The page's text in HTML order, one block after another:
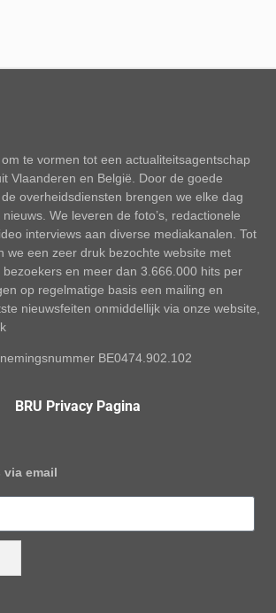
te vormen tot een actualiteitsagentschap
Vlaanderen en België. Door de goede
overheidsdiensten brengen we elke dag
We leveren de foto’s, redactionele
interviews aan diverse mediakanalen. Tot
we een zeer druk bezochte website met
en meer dan 3.666.000 hits per
op regelmatige basis een mailing en
nieuwsfeiten onmiddellijk via onze website,
BE0474.902.102
BRU Privacy Pagina
via email